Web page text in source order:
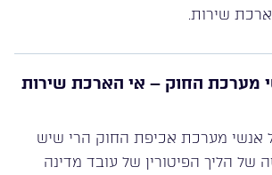
שירות.
מערכת החוק – אי הארכת שירות
אנשי מערכת אכיפת החוק הרי שיש
של הליך הפיטורין של עובד מדינה